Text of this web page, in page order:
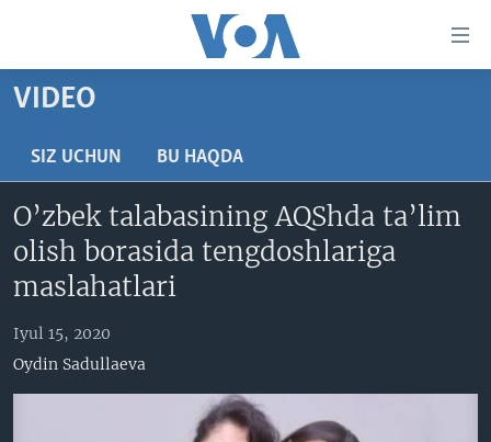
boring
Boshiga
Qidiruvga
AMERIKA
VATANDOSHLAR
XALQARO HAYOT
VASHINGTON CHOYXONASI
FACEBOOK
INGLIZ TILI DARSLARI
VIDEO
SIZ UCHUN BU HAQDA
O’zbek talabasining AQShda ta’lim
olish borasida tengdoshlariga
maslahatlari
Iyul 15, 2020
Oydin Sadullaeva